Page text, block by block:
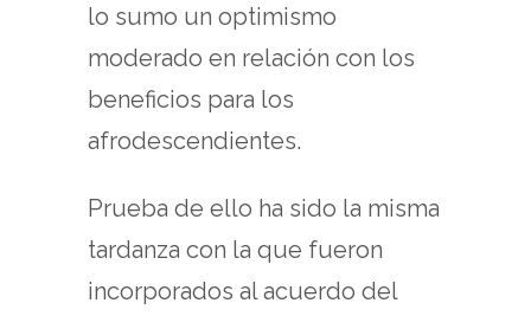
lo sumo un optimismo
moderado en relación con los
beneficios para los
afrodescendientes.
Prueba de ello ha sido la misma
tardanza con la que fueron
incorporados al acuerdo del